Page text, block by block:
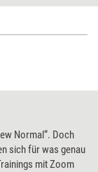
Normal“. Doch
sich für was genau
mit Zoom